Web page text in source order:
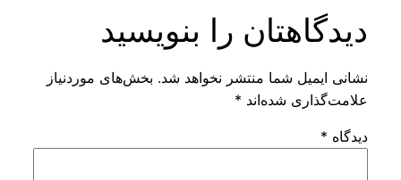
دیدگاهتان را بنویسید
نشانی ایمیل شما منتشر نخواهد شد. بخش‌های موردنیاز
علامت‌گذاری شده‌اند*
دیدگاه*